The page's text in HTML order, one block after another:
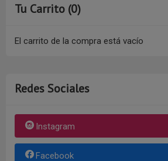
Tu Carrito (0)
El carrito de la compra está vacío
Redes Sociales
Instagram
Facebook